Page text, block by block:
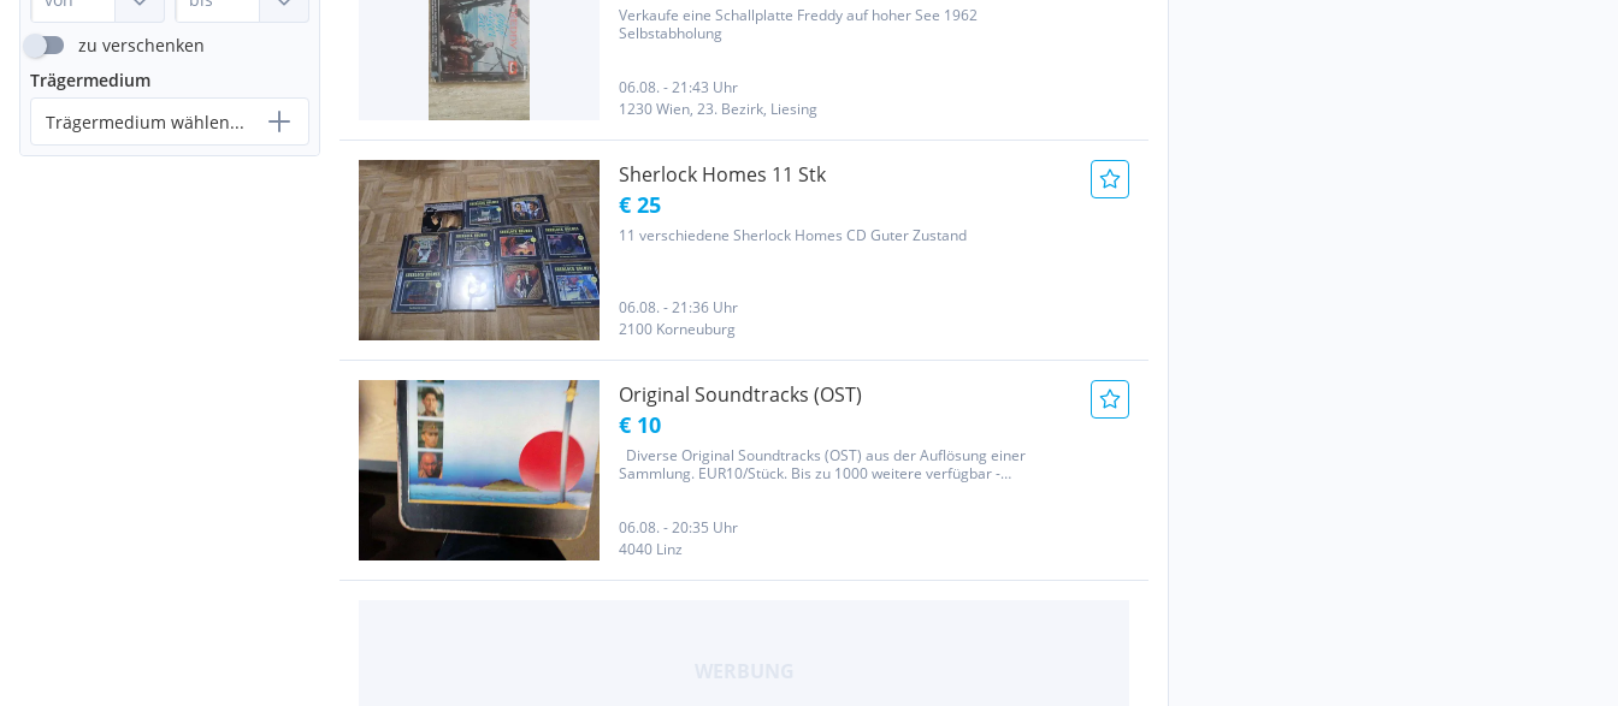
zu verschenken
Trägermedium
Trägermedium wählen...
Verkaufe eine Schallplatte Freddy auf hoher See 1962
Selbstabholung
06.08. - 21:43 Uhr
1230 Wien, 23. Bezirk, Liesing
Sherlock Homes 11 Stk
€ 25
11 verschiedene Sherlock Homes CD Guter Zustand
06.08. - 21:36 Uhr
2100 Korneuburg
Original Soundtracks (OST)
€ 10
Diverse Original Soundtracks (OST) aus der Auflösung einer
Sammlung. EUR10/Stück. Bis zu 1000 weitere verfügbar -
Empfängers. Da es sich um einen...
06.08. - 20:35 Uhr
4040 Linz